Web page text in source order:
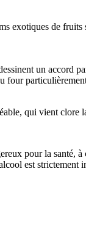
exotiques de fruits
un accord
four
qui vient clore
pour la santé,
est strictement